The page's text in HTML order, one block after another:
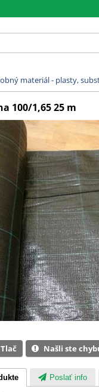
materiál - plasty,
100/1,65 25 m
Tlač Našli ste
Poslať info